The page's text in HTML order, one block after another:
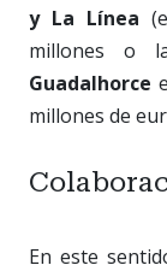
y La Línea
millones o
Guadalhorce
millones de
En este